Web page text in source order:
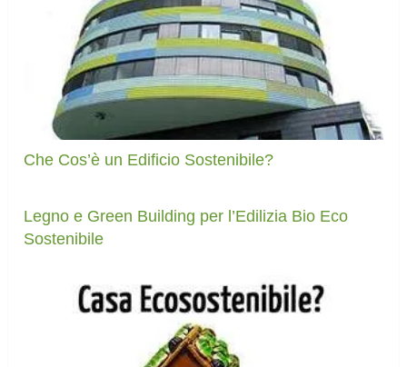
Che Cos’è un Edificio Sostenibile?
Legno e Green Building per l’Edilizia Bio Eco
Sostenibile